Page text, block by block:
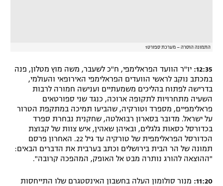
התמונה הוסרה – מערכת ספורט1
12:35: יו"ר הוועד הפראלימפי, ח"כ לשעבר, משה מוץ מטלון, פנה
במכתב נוקב לראשי הוועדים הפראלימפי האירופאי והעולמי,
בדרישה לפתוח בהליכים משמעתיים וענישה חמורה לרבות
השעיה מתחרויות לתקופה ארוכה, כנגד שני ספורטאים
פראלימפיים, מספרד וטורקיה, שהביעו תמיכה במתקפת הטרור
על ישראל. מדובר בסארון רבואלטה, שחקנית נבחרת ספרד
בכדורסל כסאות גלגלים, ובאיהן שאהין, איש צוות של קבוצת
הכדורסל הפראלימפית של טורקיה עד גיל 22. האחרון פרסם
תמונה של הר הבית בירושלים וכתב בערבית את הדברים הבאים:
"ההוצאה להורג נותרה מבט אל האופק, המהפכה קרובה".
11:20:
מנור סולומון העלה בחשבון האינסטגרם שלו התייחסות